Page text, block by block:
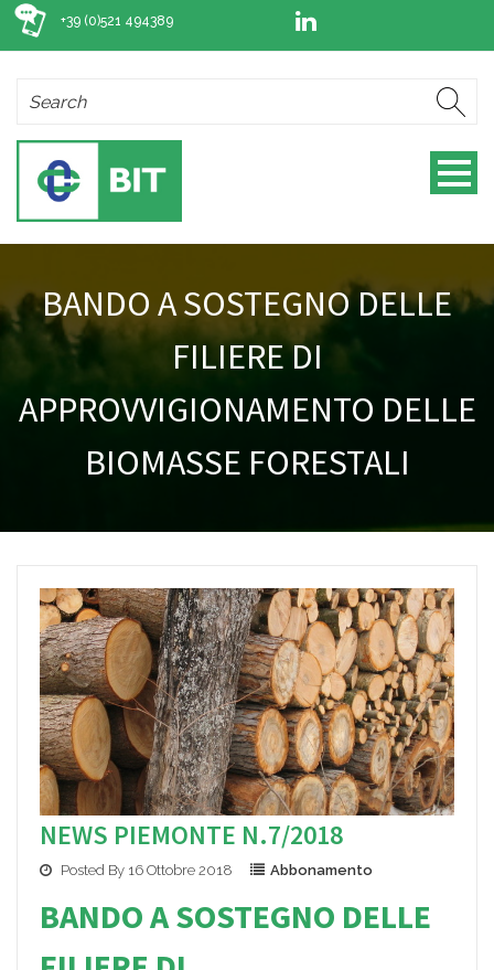
+39 (0)521 494389
BANDO A SOSTEGNO DELLE
FILIERE DI
APPROVVIGIONAMENTO DELLE
BIOMASSE FORESTALI
NEWS PIEMONTE N.7/2018
Posted By 16 Ottobre 2018 Abbonamento
BANDO A SOSTEGNO DELLE